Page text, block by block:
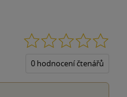
0 hodnocení čtenářů